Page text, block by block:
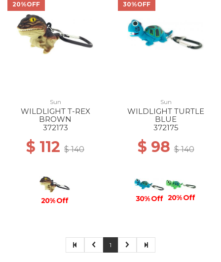
20%OFF
Sun
WILDLIGHT T-REX
BROWN
372173
$ 112 $ 140
20% Off
30%OFF
Sun
WILDLIGHT TURTLE
BLUE
372175
$ 98$ 140
30% Off 20% Off
1